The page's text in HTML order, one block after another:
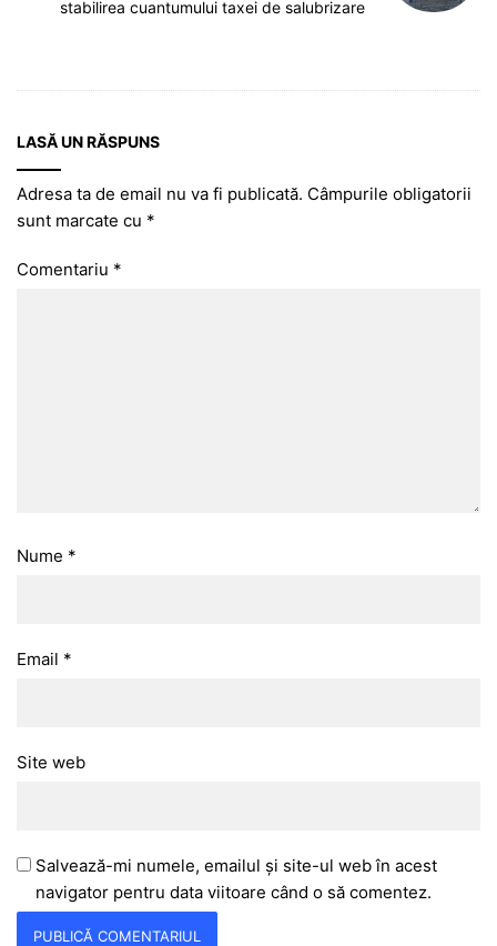
stabilirea cuantumului taxei de salubrizare
LASĂ UN RĂSPUNS
Adresa ta de email nu va fi publicată. Câmpurile obligatorii
sunt marcate cu *
Comentariu *
Nume *
Email *
Site web
Salvează-mi numele, emailul și site-ul web în acest
navigator pentru data viitoare când o să comentez.